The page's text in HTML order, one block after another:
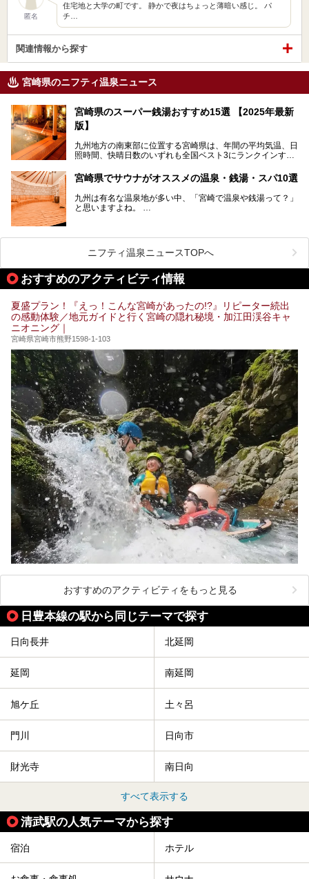
匿名
住宅地と大学の町です。 静かで夜はちょっと薄暗い感じ。 パ
チ…
関連情報から探す
宮崎県のニフティ温泉ニュース
宮崎県のスーパー銭湯おすすめ15選 【2025年最新
版】
九州地方の南東部に位置する宮崎県は、年間の平均気温、日
照時間、快晴日数のいずれも全国ベスト3にランクインする
青空が彩る、鮮やかな自然の景観が魅力です。断崖と滝が神
秘的な高千穂峡や、「鬼の洗濯板」と呼ばれる岩に囲まれた
青島、霧島連山を望むえびの高原、青い空と海が続く日南海
岸など、自然を満喫できる見どころは県内全域に広がってい
ます。
宮崎県でサウナがオススメの温泉・銭湯・スパ10選
九州は有名な温泉地が多い中、「宮崎で温泉や銭湯って？」
と思いますよね。
あるんです。
宮崎など都市の中心部から、離れた所にある温泉旅館などに
ぜひ参考にして、宮崎でのサウナライフを楽しみましょう！
ニフティ温泉ニュースTOPへ
おすすめのアクティビティ情報
夏盛プラン！『えっ！こんな宮崎があったの!?』リピーター続出
の感動体験／地元ガイドと行く宮崎の隠れ秘境・加江田渓谷キャ
ニオニング｜
宮崎県宮崎市熊野1598-1-103
おすすめのアクティビティをもっと見る
日豊本線の駅から同じテーマで探す
日向長井 北延岡
延岡 南延岡
旭ケ丘 土々呂
門川 日向市
財光寺 南日向
すべて表示する
清武駅の人気テーマから探す
宿泊 ホテル